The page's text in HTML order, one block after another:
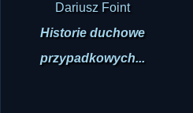
Dariusz Foint
Historie duchowe
przypadkowych...